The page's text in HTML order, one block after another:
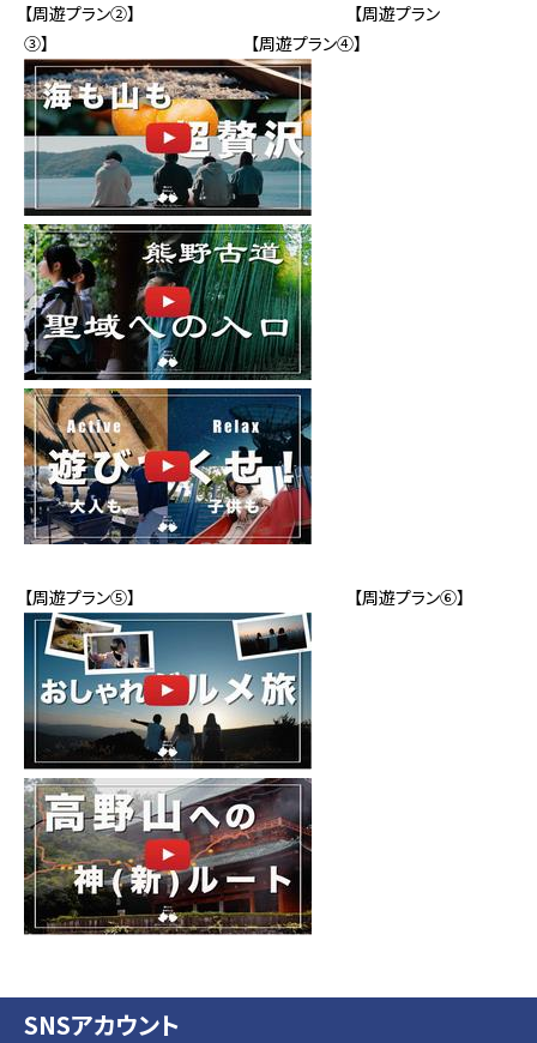
【周遊プラン②】 【周遊プラン
③】 【周遊プラン④】
【周遊プラン⑤】 【周遊プラン⑥】
SNSアカウント